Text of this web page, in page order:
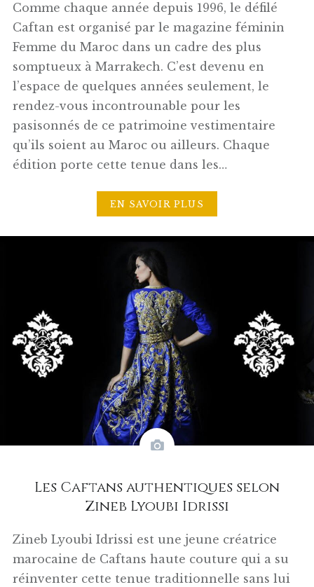
Comme chaque année depuis 1996, le défilé
Caftan est organisé par le magazine féminin
Femme du Maroc dans un cadre des plus
somptueux à Marrakech. C’est devenu en
l’espace de quelques années seulement, le
rendez-vous incontrounable pour les
pasisonnés de ce patrimoine vestimentaire
qu’ils soient au Maroc ou ailleurs. Chaque
édition porte cette tenue dans les…
EN SAVOIR PLUS
Les Caftans authentiques selon
Zineb Lyoubi Idrissi
Zineb Lyoubi Idrissi est une jeune créatrice
marocaine de Caftans haute couture qui a su
réinventer cette tenue traditionnelle sans lui